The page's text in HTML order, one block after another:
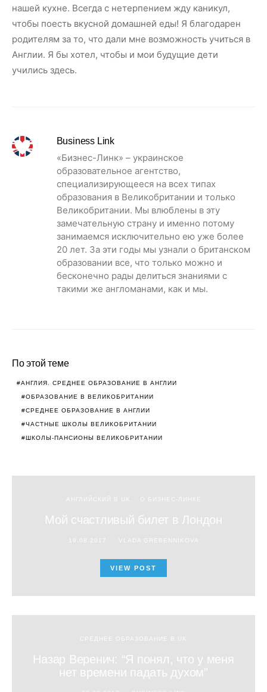
нашей кухне. Всегда с нетерпением жду каникул,
чтобы поесть вкусной домашней еды! Я благодарен
родителям за то, что дали мне возможность учиться в
Англии. Я бы хотел, чтобы и мои будущие дети
учились здесь.
Business Link
«Бизнес-Линк» – украинское
образовательное агентство,
специализирующееся на всех типах
образования в Великобритании и только
Великобритании. Мы влюблены в эту
замечательную страну и именно потому
занимаемся исключительно ею уже более
20 лет. За эти годы мы узнали о британском
образовании все, что только можно и
бесконечно рады делиться знаниями с
такими же англоманами, как и мы.
По этой теме
АНГЛИЯ. СРЕДНЕЕ ОБРАЗОВАНИЕ В АНГЛИИ
ОБРАЗОВАНИЕ В ВЕЛИКОБРИТАНИИ
СРЕДНЕЕ ОБРАЗОВАНИЕ В АНГЛИИ
ЧАСТНЫЕ ШКОЛЫ ВЕЛИКОБРИТАНИИ
ШКОЛЫ-ПАНСИОНЫ ВЕЛИКОБРИТАНИИ
АНГЛИЙСКИЙ В UK О БИЗНЕС-ЛИНКЕ
Мой счастливый билет в Лондон
19.08.2017 VLADA GREBENNIKOVA
VIEW POST
СРЕДНЕЕ ОБРАЗОВАНИЕ В UK
Назар Веренич: “Я понял, что у меня
нет времени падать духом”